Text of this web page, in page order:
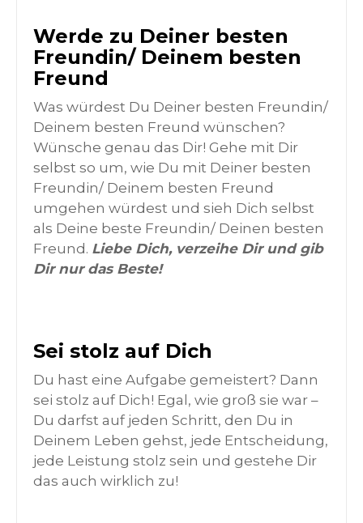
Werde zu Deiner besten
Freundin/ Deinem besten
Freund
Was würdest Du Deiner besten Freundin/
Deinem besten Freund wünschen?
Wünsche genau das Dir! Gehe mit Dir
selbst so um, wie Du mit Deiner besten
Freundin/ Deinem besten Freund
umgehen würdest und sieh Dich selbst
als Deine beste Freundin/ Deinen besten
Freund. Liebe Dich, verzeihe Dir und gib
Dir nur das Beste!
Sei stolz auf Dich
Du hast eine Aufgabe gemeistert? Dann
sei stolz auf Dich! Egal, wie groß sie war –
Du darfst auf jeden Schritt, den Du in
Deinem Leben gehst, jede Entscheidung,
jede Leistung stolz sein und gestehe Dir
das auch wirklich zu!